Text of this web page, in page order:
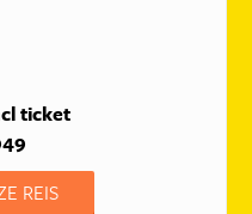
ticket
REIS